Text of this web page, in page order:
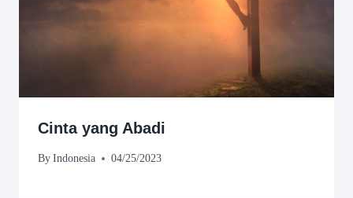
Cinta yang Abadi
By Indonesia 04/25/2023